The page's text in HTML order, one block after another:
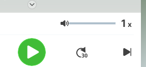
y amedrentados–, para
de los grupos de poder que han
asesinatos, genocidio y
Volumen 1 x